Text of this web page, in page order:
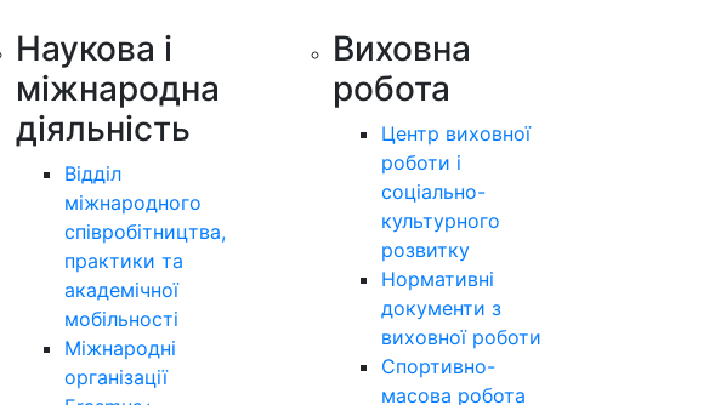
Наукова і
міжнародна
діяльність
Відділ
міжнародного
співробітництва,
практики та
академічної
мобільності
Міжнародні
організації
Виховна
робота
Центр виховної
роботи і
соціально-
культурного
розвитку
Нормативні
документи з
виховної роботи
Спортивно-
масова робота